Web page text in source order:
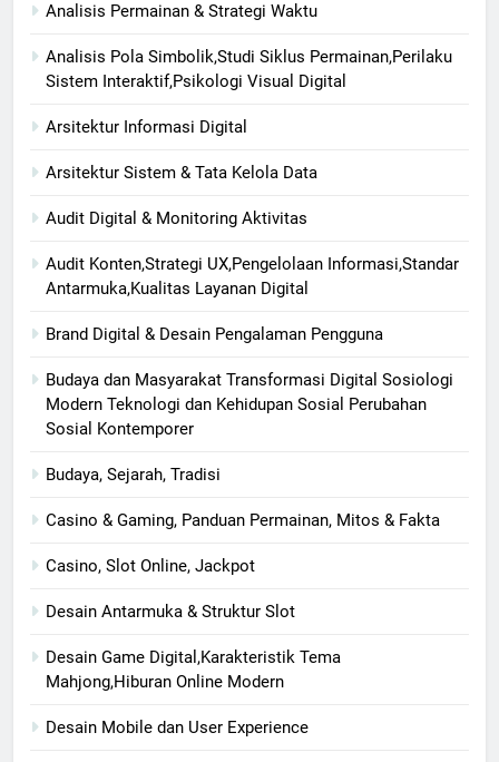
Analisis Permainan & Strategi Waktu
Analisis Pola Simbolik,Studi Siklus Permainan,Perilaku
Sistem Interaktif,Psikologi Visual Digital
Arsitektur Informasi Digital
Arsitektur Sistem & Tata Kelola Data
Audit Digital & Monitoring Aktivitas
Audit Konten,Strategi UX,Pengelolaan Informasi,Standar
Antarmuka,Kualitas Layanan Digital
Brand Digital & Desain Pengalaman Pengguna
Budaya dan Masyarakat Transformasi Digital Sosiologi
Modern Teknologi dan Kehidupan Sosial Perubahan
Sosial Kontemporer
Budaya, Sejarah, Tradisi
Casino & Gaming, Panduan Permainan, Mitos & Fakta
Casino, Slot Online, Jackpot
Desain Antarmuka & Struktur Slot
Desain Game Digital,Karakteristik Tema
Mahjong,Hiburan Online Modern
Desain Mobile dan User Experience